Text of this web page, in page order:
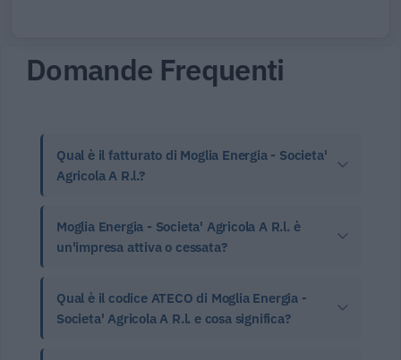
Domande Frequenti
Qual è il fatturato di Moglia Energia - Societa'
Agricola A R.l.?
Moglia Energia - Societa' Agricola A R.l. è
un'impresa attiva o cessata?
Qual è il codice ATECO di Moglia Energia -
Societa' Agricola A R.l. e cosa significa?